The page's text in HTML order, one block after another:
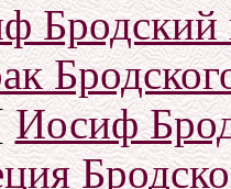
Бродский
Иосиф